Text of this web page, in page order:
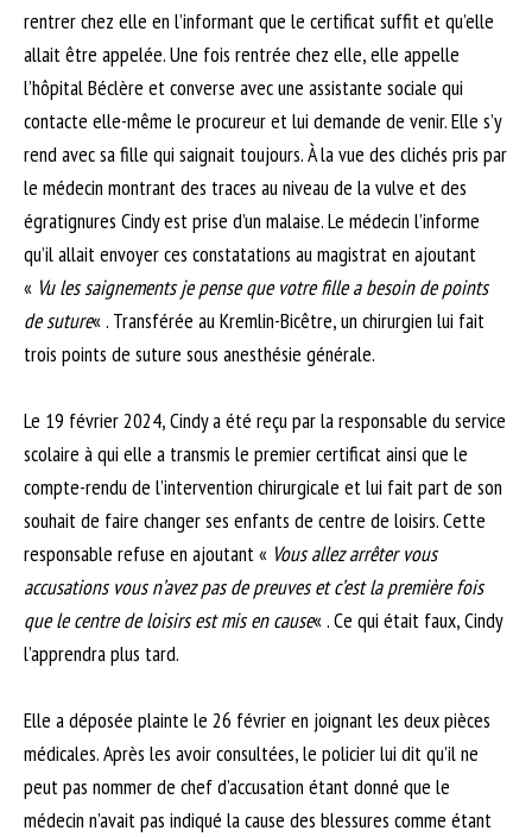
rentrer chez elle en l’informant que le certificat suffit et qu’elle
allait être appelée. Une fois rentrée chez elle, elle appelle
l’hôpital Béclère et converse avec une assistante sociale qui
contacte elle-même le procureur et lui demande de venir. Elle s’y
rend avec sa fille qui saignait toujours. À la vue des clichés pris par
le médecin montrant des traces au niveau de la vulve et des
égratignures Cindy est prise d’un malaise. Le médecin l’informe
qu’il allait envoyer ces constatations au magistrat en ajoutant
« Vu les saignements je pense que votre fille a besoin de points
de suture« . Transférée au Kremlin-Bicêtre, un chirurgien lui fait
trois points de suture sous anesthésie générale.
Le 19 février 2024, Cindy a été reçu par la responsable du service
scolaire à qui elle a transmis le premier certificat ainsi que le
compte-rendu de l’intervention chirurgicale et lui fait part de son
souhait de faire changer ses enfants de centre de loisirs. Cette
responsable refuse en ajoutant « Vous allez arrêter vous
accusations vous n’avez pas de preuves et c’est la première fois
que le centre de loisirs est mis en cause« . Ce qui était faux, Cindy
l’apprendra plus tard.
Elle a déposée plainte le 26 février en joignant les deux pièces
médicales. Après les avoir consultées, le policier lui dit qu’il ne
peut pas nommer de chef d’accusation étant donné que le
médecin n’avait pas indiqué la cause des blessures comme étant